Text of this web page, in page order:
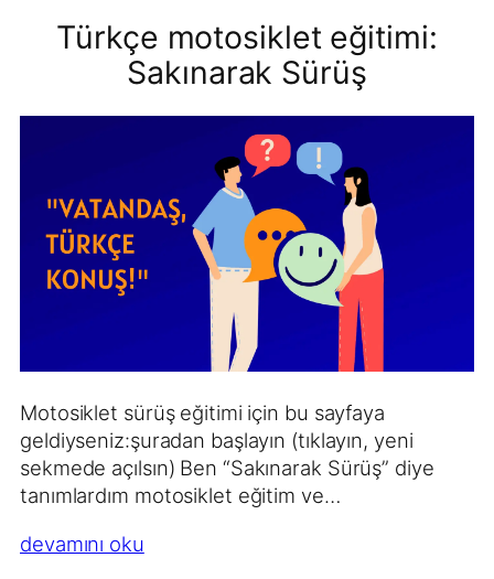
Türkçe motosiklet eğitimi:
Sakınarak Sürüş
Motosiklet sürüş eğitimi için bu sayfaya
geldiyseniz:şuradan başlayın (tıklayın, yeni
sekmede açılsın) Ben “Sakınarak Sürüş” diye
tanımlardım motosiklet eğitim ve…
devamını oku